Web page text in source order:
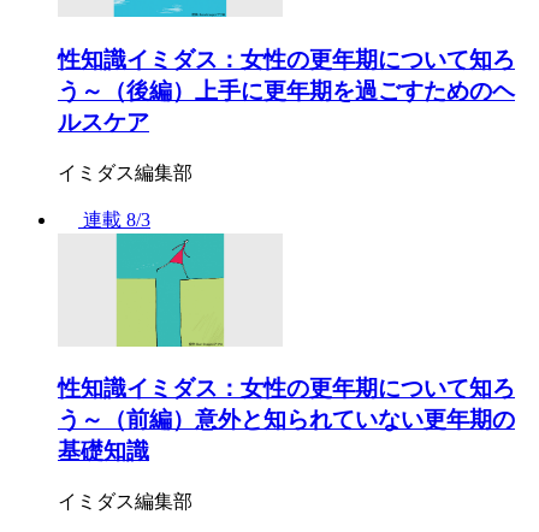
性知識イミダス：女性の更年期について知ろ
う～（後編）上手に更年期を過ごすためのヘ
ルスケア
イミダス編集部
連載 8/3
性知識イミダス：女性の更年期について知ろ
う～（前編）意外と知られていない更年期の
基礎知識
イミダス編集部